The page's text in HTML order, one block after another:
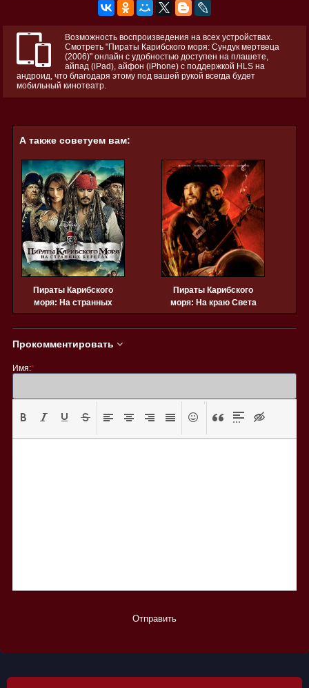
Возможность воспроизведения на всех устройствах.
Смотреть "Пираты Карибского моря: Сундук мертвеца
(2006)" онлайн с удобностью доступен на плашете,
айпад (iPad), айфон (iPhone) с поддержкой HLS на
андроид, что благодаря этому под вашей рукой всегда будет
мобильный кинотеатр.
А также советуем вам:
Пираты Карибского
моря: На странных
берегах (2011)
Пираты Карибского
моря: На краю Света
(2007)
Прокомментировать
Имя:*
Отправить